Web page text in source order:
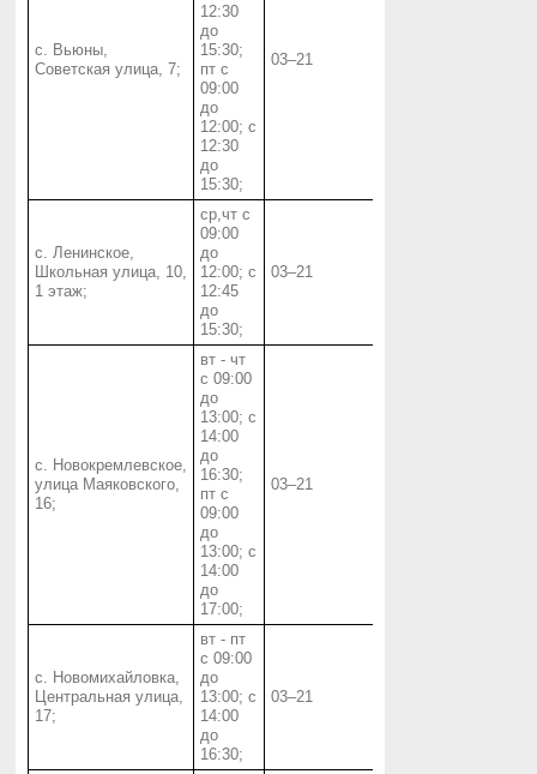
с. Вьюны,
Советская улица, 7;
12:30
до
15:30;
пт с
09:00
до
12:00; с
12:30
до
15:30;
03‒21
с. Ленинское,
Школьная улица, 10,
1 этаж;
ср,чт с
09:00
до
12:00; с
12:45
до
15:30;
03‒21
с. Новокремлевское,
улица Маяковского,
16;
вт - чт
с 09:00
до
13:00; с
14:00
до
16:30;
пт с
09:00
до
13:00; с
14:00
до
17:00;
03‒21
с. Новомихайловка,
Центральная улица,
17;
вт - пт
с 09:00
до
13:00; с
14:00
до
16:30;
03‒21